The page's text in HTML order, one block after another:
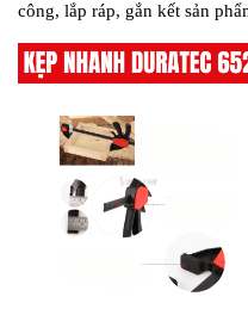
công, lắp ráp, gắn kết sản